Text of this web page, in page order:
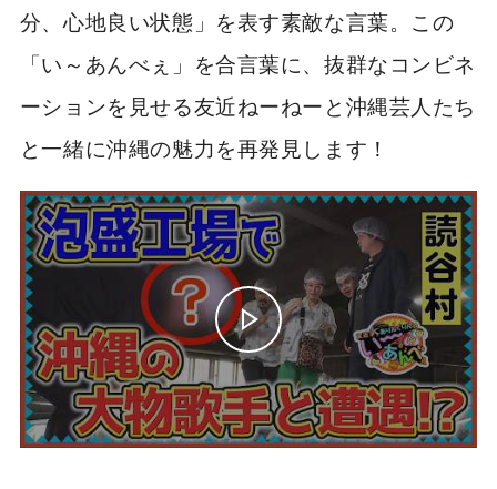
分、心地良い状態」を表す素敵な言葉。この
「い～あんべぇ」を合言葉に、抜群なコンビネ
ーションを見せる友近ねーねーと沖縄芸人たち
と一緒に沖縄の魅力を再発見します！